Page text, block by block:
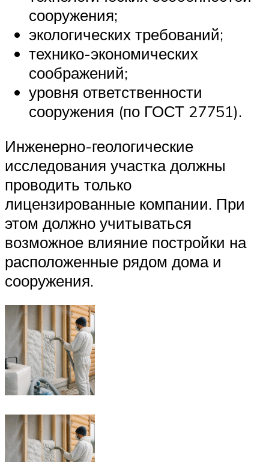
сооружения;
экологических требований;
технико-экономических
соображений;
уровня ответственности
сооружения (по ГОСТ 27751).
Инженерно-геологические
исследования участка должны
проводить только
лицензированные компании. При
этом должно учитываться
возможное влияние постройки на
расположенные рядом дома и
сооружения.